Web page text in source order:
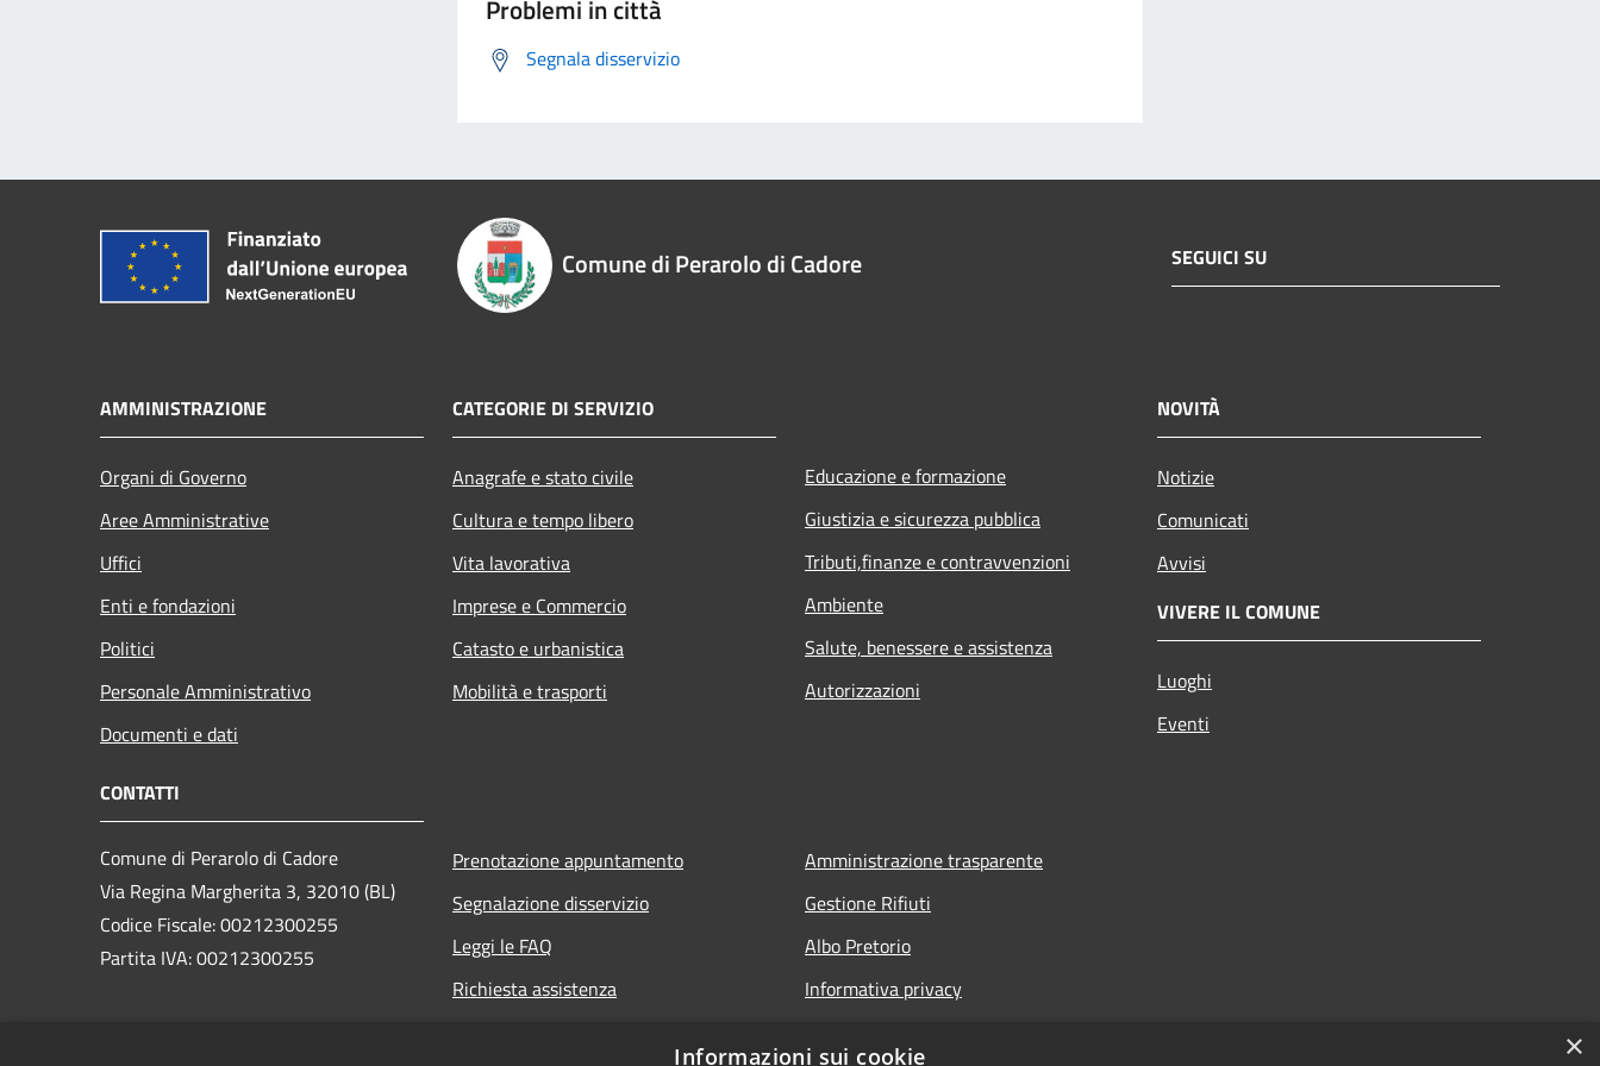
Problemi in città
Segnala disservizio
Comune di Perarolo di Cadore SEGUICI SU
AMMINISTRAZIONE
Organi di Governo
Aree Amministrative
Uffici
Enti e fondazioni
Politici
Personale Amministrativo
Documenti e dati
CATEGORIE DI SERVIZIO
Anagrafe e stato civile
Cultura e tempo libero
Vita lavorativa
Imprese e Commercio
Catasto e urbanistica
Mobilità e trasporti
Educazione e formazione
Giustizia e sicurezza pubblica
Tributi,finanze e contravvenzioni
Ambiente
Salute, benessere e assistenza
Autorizzazioni
NOVITÀ
Notizie
Comunicati
Avvisi
VIVERE IL COMUNE
Luoghi
Eventi
CONTATTI
Comune di Perarolo di Cadore
Via Regina Margherita 3, 32010 (BL)
Codice Fiscale: 00212300255
Partita IVA: 00212300255
Prenotazione appuntamento
Segnalazione disservizio
Leggi le FAQ
Richiesta assistenza
Amministrazione trasparente
Gestione Rifiuti
Albo Pretorio
Informativa privacy
×
Informazioni sui cookie